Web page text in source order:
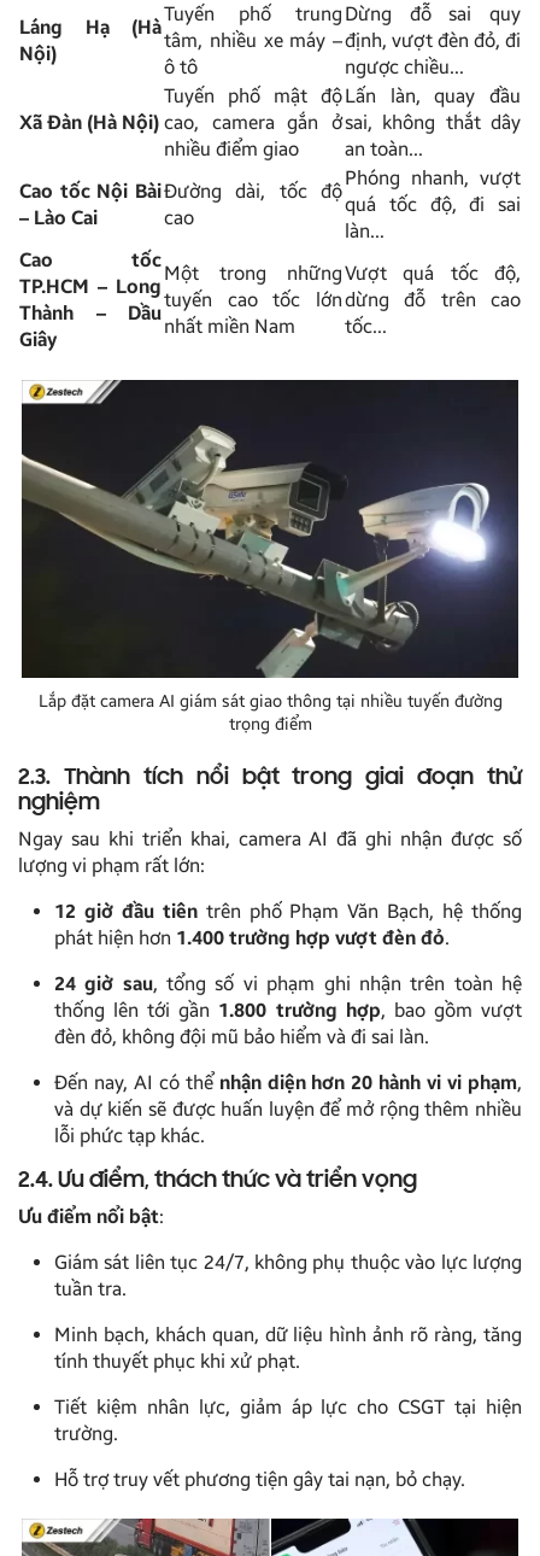
Láng Hạ (Hà
Nội)
Tuyến phố trung
tâm, nhiều xe máy –
ô tô
Dừng đỗ sai quy
định, vượt đèn đỏ, đi
ngược chiều…
Xã Đàn (Hà Nội)
Tuyến phố mật độ
cao, camera gắn ở
nhiều điểm giao
Lấn làn, quay đầu
sai, không thắt dây
an toàn…
Cao tốc Nội Bài
– Lào Cai
Đường dài, tốc độ
cao
Phóng nhanh, vượt
quá tốc độ, đi sai
làn…
Cao tốc
TP.HCM – Long
Thành – Dầu
Giây
Một trong những
tuyến cao tốc lớn
nhất miền Nam
Vượt quá tốc độ,
dừng đỗ trên cao
tốc…
Lắp đặt camera AI giám sát giao thông tại nhiều tuyến đường
trọng điểm
2.3. Thành tích nổi bật trong giai đoạn thử
nghiệm
Ngay sau khi triển khai, camera AI đã ghi nhận được số
lượng vi phạm rất lớn:
12 giờ đầu tiêntrên phố Phạm Văn Bạch, hệ thống
phát hiện hơn 1.400 trường hợp vượt đèn đỏ.
24 giờ sau, tổng số vi phạm ghi nhận trên toàn hệ
thống lên tới gần 1.800 trường hợp, bao gồm vượt
đèn đỏ, không đội mũ bảo hiểm và đi sai làn.
Đến nay, AI có thể nhận diện hơn 20 hành vi vi phạm,
và dự kiến sẽ được huấn luyện để mở rộng thêm nhiều
lỗi phức tạp khác.
2.4. Ưu điểm, thách thức và triển vọng
Ưu điểm nổi bật:
Giám sát liên tục 24/7, không phụ thuộc vào lực lượng
tuần tra.
Minh bạch, khách quan, dữ liệu hình ảnh rõ ràng, tăng
tính thuyết phục khi xử phạt.
Tiết kiệm nhân lực, giảm áp lực cho CSGT tại hiện
trường.
Hỗ trợ truy vết phương tiện gây tai nạn, bỏ chạy.